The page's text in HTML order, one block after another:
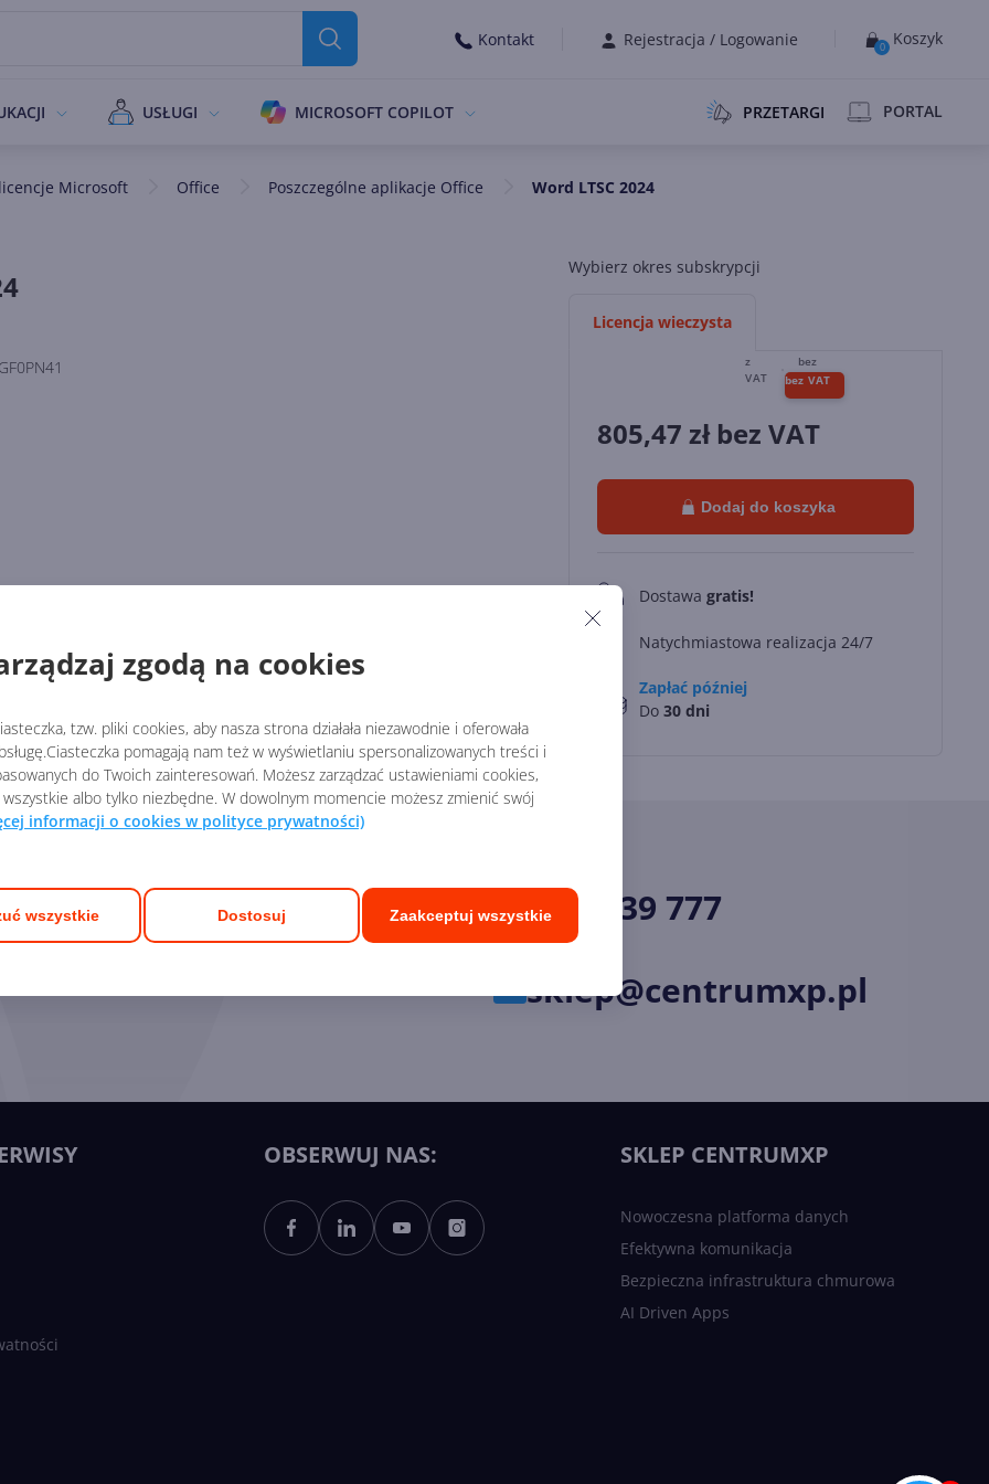
zgodą na cookies
tzw. pliki cookies, aby nasza strona działała niezawodnie i oferowała
pomagają nam też w wyświetlaniu spersonalizowanych treści i
do Twoich zainteresowań. Możesz zarządzać ustawieniami cookies,
albo tylko niezbędne. W dowolnym momencie możesz zmienić swój
informacji o cookies w polityce prywatności)
wszystkie Dostosuj Zaakceptuj wszystkie
Kontakt Rejestracja / Logowanie 0 Koszyk
USŁUGI MICROSOFT COPILOT PRZETARGI PORTAL
Microsoft Office Poszczególne aplikacje Office Word LTSC 2024
Wybierz okres subskrypcji
Licencja wieczysta
805,47 zł bez VAT
Dodaj do koszyka
Dostawa gratis!
Natychmiastowa realizacja 24/7
Zapłać później
Do 30 dni
Ekspertów
34 33 39 777
sklep@centrumxp.pl
OBSERWUJ NAS: SKLEP CENTRUMXP
Nowoczesna platforma danych
Efektywna komunikacja
Bezpieczna infrastruktura chmurowa
AI Driven Apps